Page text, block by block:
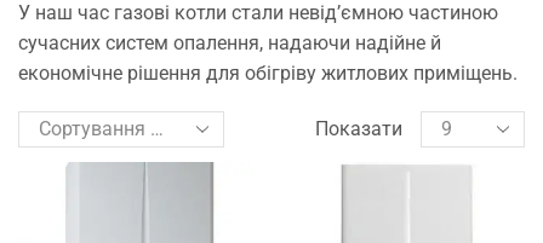
У наш час газові котли стали невід’ємною частиною
сучасних систем опалення, надаючи надійне й
економічне рішення для обігріву житлових приміщень.
Показати